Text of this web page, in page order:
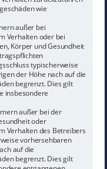
wie
außer bei
Verhalten oder bei
Körper und Gesundheit
typischerweise
der Höhe nach auf die
begrenzt. Dies gilt
insbesondere
außer bei der
oder
Verhalten des Betreibers
vorhersehbaren
auf die
begrenzt. Dies gilt